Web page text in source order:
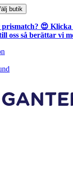
butik
😍 Klicka
oss så berättar vi